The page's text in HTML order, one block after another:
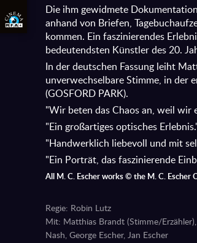
Die ihm gewidmete
anhand von Briefen,
kommen. Ein faszinierendes
bedeutendsten Künstler des 20.
In der deutschen Fassung leiht
unverwechselbare Stimme, in der
(GOSFORD PARK).
"Wir beten das Chaos an, weil wir
"Ein großartiges optisches
"Handwerklich liebevoll und mit
"Ein Porträt, das faszinierende
All M. C. Escher works © the M. C. Escher
Regie: Robin Lutz
Mit: Matthias Brandt (Stimme/
Nash, George Escher, Jan Escher